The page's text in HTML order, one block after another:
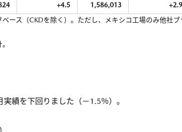
+4.5 1,586,013
+2.9
ース（CKDを除く）。ただし、メキシコ工場のみ他社ブ
績を下回りました（－1.5％）。